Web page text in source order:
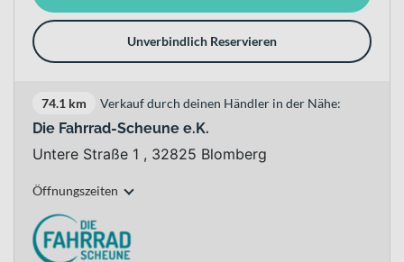
Unverbindlich Reservieren
74.1 km Verkauf durch deinen Händler in der Nähe:
Die Fahrrad-Scheune e.K.
Untere Straße 1 , 32825 Blomberg
Öffnungszeiten